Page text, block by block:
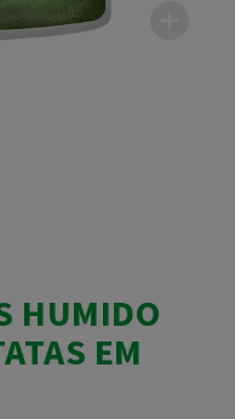
HUMIDO
EM